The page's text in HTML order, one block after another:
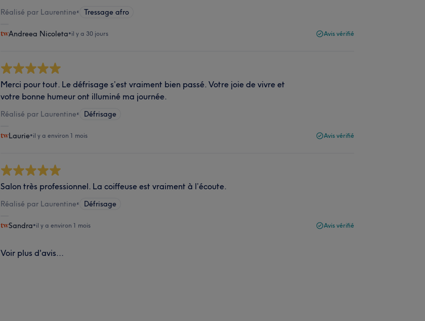
Réalisé par Laurentine• Tressage afro
Andreea Nicoleta•il y a 30 jours Avis vérifié
Merci pour tout. Le défrisage s’est vraiment bien passé. Votre joie de vivre et
votre bonne humeur ont illuminé ma journée.
Réalisé par Laurentine• Défrisage
Laurie•il y a environ 1 mois Avis vérifié
Salon très professionnel. La coiffeuse est vraiment à l’écoute.
Réalisé par Laurentine• Défrisage
Sandra•il y a environ 1 mois Avis vérifié
Voir plus d'avis...